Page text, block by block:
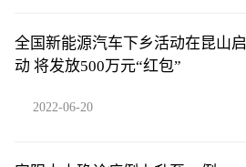
全国新能源汽车下乡活动在昆山启
动 将发放500万元“红包”
2022-06-20